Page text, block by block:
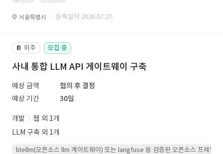
서울특별시 · 등록일자 2026.07.27.
📔 외주 모집 중
사내 통합 LLM API 게이트웨이 구축
예상 금액
협의 후 결정
예상 기간
30일
개발
웹 외 1개
LLM 구축 외 1개
litellm(오픈소스 llm 게이트웨이) 또는 langfuse 등 검증된 오픈소스 프레임워